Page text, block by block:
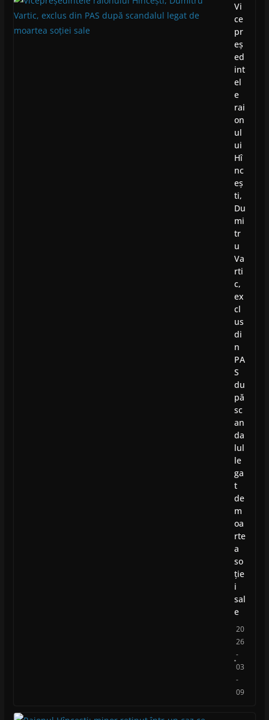
Vi
ce
pr
eș
ed
int
el
e
rai
on
ul
ui
Hî
nc
eș
ti,
Du
mi
tr
u
Va
rti
c,
ex
cl
us
di
n
PA
S
du
pă
sc
an
da
lul
le
ga
t
de
m
oa
rte
a
so
ție
i
sal
e
20
26
-
03
-
09